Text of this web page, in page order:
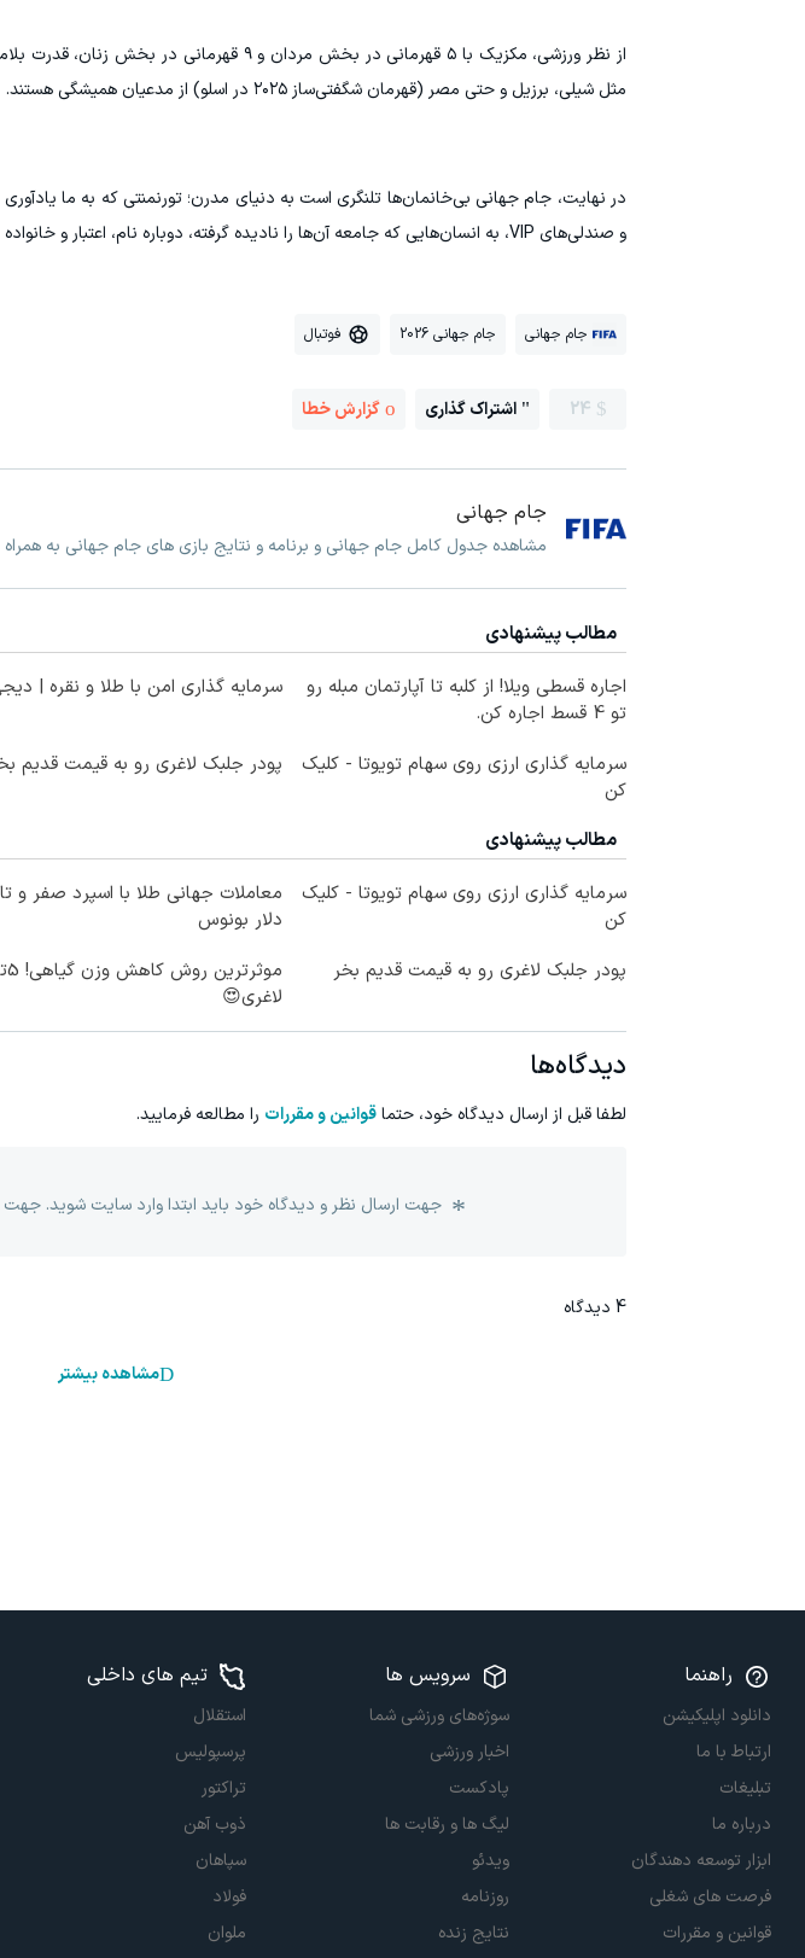
از نظر ورزشی، مکزیک با ۵ قهرمانی در بخش مردان و
مثل شیلی، برزیل و حتی مصر (قهرمان شگفتی‌ساز ۲۰۲۵ در اسلو) از مدعیان همیشگی هستند.
در نهایت، جام جهانی بی‌خانمان‌ها تلنگری است به دنیای مدرن؛ تورنمنتی که به ما یادآوری
و صندلی‌های VIP، به انسان‌هایی که جامعه آن‌ها را نادیده گرفته، دوباره نام، اعتبار و خانواده (تیم) بدهد.
جام جهانی جام جهانی 2026 فوتبال
24 اشتراک گذاری گزارش خطا
جام جهانی
مشاهده جدول کامل جام جهانی و برنامه و نتایج بازی های جام جهانی به
مطالب پیشنهادی
اجاره‌ قسطی ویلا! از کلبه تا آپارتمان مبله رو
تو 4 قسط اجاره کن.
سرمایه گذاری امن با طلا و نقره |
سرمایه گذاری ارزی روی سهام تویوتا - کلیک
کن
پودر جلبک لاغری رو به قیمت قدیم
مطالب پیشنهادی
سرمایه گذاری ارزی روی سهام تویوتا - کلیک
کن
دلار بونوس
پودر جلبک لاغری رو به قیمت قدیم بخر
لاغری😍
دیدگاه‌ها
لطفا قبل از ارسال دیدگاه خود، حتماقوانین و مقررات را مطالعه فرمایید.
جهت ارسال نظر و دیدگاه خود باید ابتدا وارد سایت شوید.
4 دیدگاه
مشاهده بیشتر
راهنما
دانلود اپلیکیشن
ارتباط با ما
تبلیغات
درباره ما
ابزار توسعه دهندگان
فرصت های شغلی
قوانین و مقررات
سرویس ها
سوژه‌های ورزشی شما
اخبار ورزشی
پادکست
لیگ ها و رقابت ها
ویدئو
روزنامه
نتایج زنده
تیم های داخلی
استقلال
پرسپولیس
تراکتور
ذوب آهن
سپاهان
فولاد
ملوان